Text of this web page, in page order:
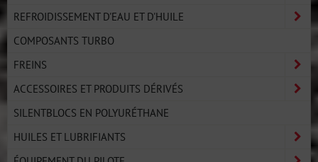
REFROIDISSEMENT D'EAU ET D'HUILE
COMPOSANTS TURBO
FREINS
ACCESSOIRES ET PRODUITS DÉRIVÉS
SILENTBLOCS EN POLYURÉTHANE
HUILES ET LUBRIFIANTS